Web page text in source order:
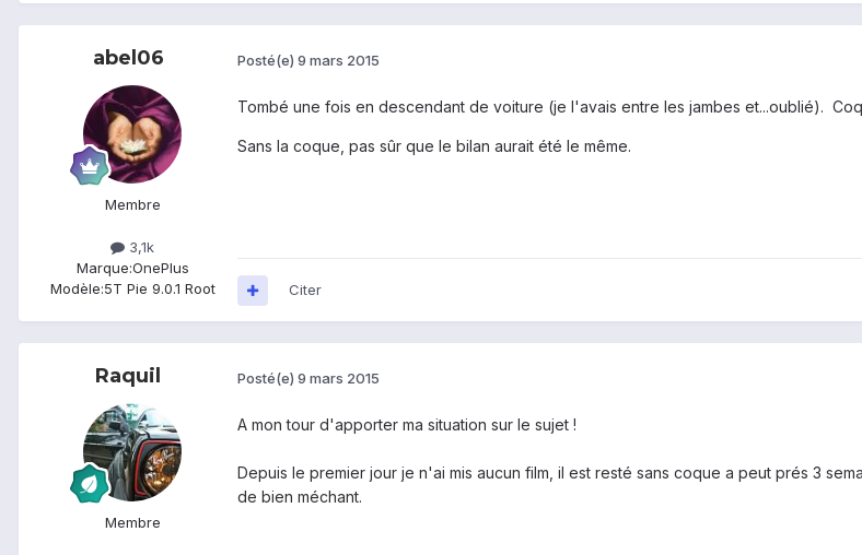
abel06
Membre
3,1k
Marque:OnePlus
Modèle:5T Pie 9.0.1 Root
Posté(e) 9 mars 2015
Tombé une fois en descendant de voiture (je l'avais entre les jambes et...oublié).
Sans la coque, pas sûr que le bilan aurait été le même.
Citer
Raquil
Membre
Posté(e) 9 mars 2015
A mon tour d'apporter ma situation sur le sujet !
Depuis le premier jour je n'ai mis aucun film, il est resté sans coque a peut prés 3
de bien méchant.